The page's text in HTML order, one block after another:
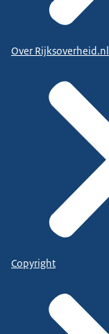
Over Rijksoverheid.nl
Copyright